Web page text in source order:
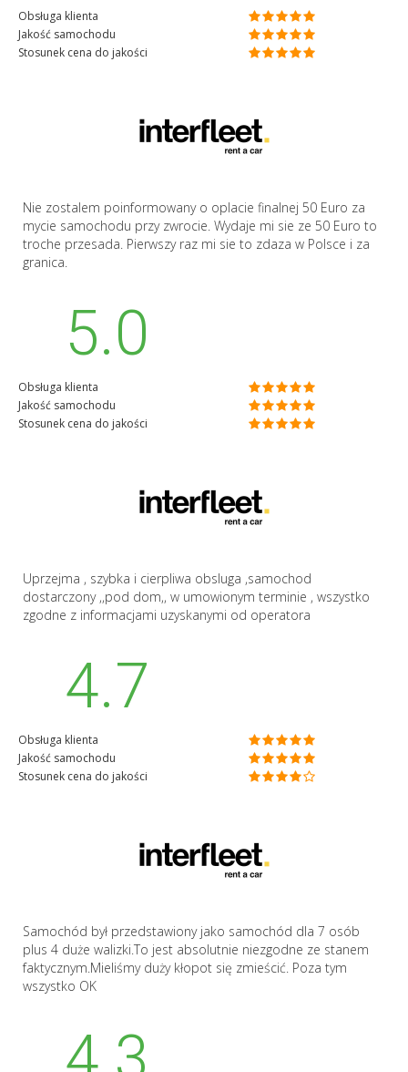
Obsługa klienta
Jakość samochodu
Stosunek cena do jakości
Nie zostalem poinformowany o oplacie finalnej 50 Euro za
mycie samochodu przy zwrocie. Wydaje mi sie ze 50 Euro to
troche przesada. Pierwszy raz mi sie to zdaza w Polsce i za
granica.
5.0
Obsługa klienta
Jakość samochodu
Stosunek cena do jakości
Uprzejma , szybka i cierpliwa obsluga ,samochod
dostarczony ,,pod dom,, w umowionym terminie , wszystko
zgodne z informacjami uzyskanymi od operatora
4.7
Obsługa klienta
Jakość samochodu
Stosunek cena do jakości
Samochód był przedstawiony jako samochód dla 7 osób
plus 4 duże walizki.To jest absolutnie niezgodne ze stanem
faktycznym.Mieliśmy duży kłopot się zmieścić. Poza tym
wszystko OK